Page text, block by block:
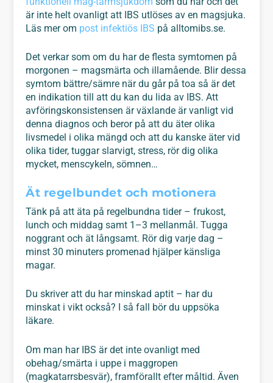
är inte helt ovanligt att IBS utlöses av en magsjuka.
Läs mer om post infektiös IBS på alltomibs.se.
Det verkar som om du har de flesta symtomen på
morgonen – magsmärta och illamående. Blir dessa
symtom bättre/sämre när du går på toa så är det
en indikation till att du kan du lida av IBS. Att
avföringskonsistensen är växlande är vanligt vid
denna diagnos och beror på att du äter olika
livsmedel i olika mängd och att du kanske äter vid
olika tider, tuggar slarvigt, stress, rör dig olika
mycket, menscykeln, sömnen…
Ät regelbundet och motionera
Tänk på att äta på regelbundna tider – frukost,
lunch och middag samt 1–3 mellanmål. Tugga
noggrant och ät långsamt. Rör dig varje dag –
minst 30 minuters promenad hjälper känsliga
magar.
Du skriver att du har minskad aptit – har du
minskat i vikt också? I så fall bör du uppsöka
läkare.
Om man har IBS är det inte ovanligt med
obehag/smärta i uppe i maggropen
(magkatarrsbesvär), framförallt efter måltid. Även